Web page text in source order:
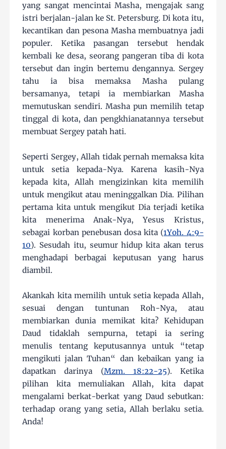
yang sangat mencintai Masha, mengajak sang
istri berjalan-jalan ke St. Petersburg. Di kota itu,
kecantikan dan pesona Masha membuatnya jadi
populer. Ketika pasangan tersebut hendak
kembali ke desa, seorang pangeran tiba di kota
tersebut dan ingin bertemu dengannya. Sergey
tahu ia bisa memaksa Masha pulang
bersamanya, tetapi ia membiarkan Masha
memutuskan sendiri. Masha pun memilih tetap
tinggal di kota, dan pengkhianatannya tersebut
membuat Sergey patah hati.
Seperti Sergey, Allah tidak pernah memaksa kita
untuk setia kepada-Nya. Karena kasih-Nya
kepada kita, Allah mengizinkan kita memilih
untuk mengikut atau meninggalkan Dia. Pilihan
pertama kita untuk mengikut Dia terjadi ketika
kita menerima Anak-Nya, Yesus Kristus,
sebagai korban penebusan dosa kita (1Yoh. 4:9-
10). Sesudah itu, seumur hidup kita akan terus
menghadapi berbagai keputusan yang harus
diambil.
Akankah kita memilih untuk setia kepada Allah,
sesuai dengan tuntunan Roh-Nya, atau
membiarkan dunia memikat kita? Kehidupan
Daud tidaklah sempurna, tetapi ia sering
menulis tentang keputusannya untuk “tetap
mengikuti jalan Tuhan“ dan kebaikan yang ia
dapatkan darinya (Mzm. 18:22-25). Ketika
pilihan kita memuliakan Allah, kita dapat
mengalami berkat-berkat yang Daud sebutkan:
terhadap orang yang setia, Allah berlaku setia.
Anda!